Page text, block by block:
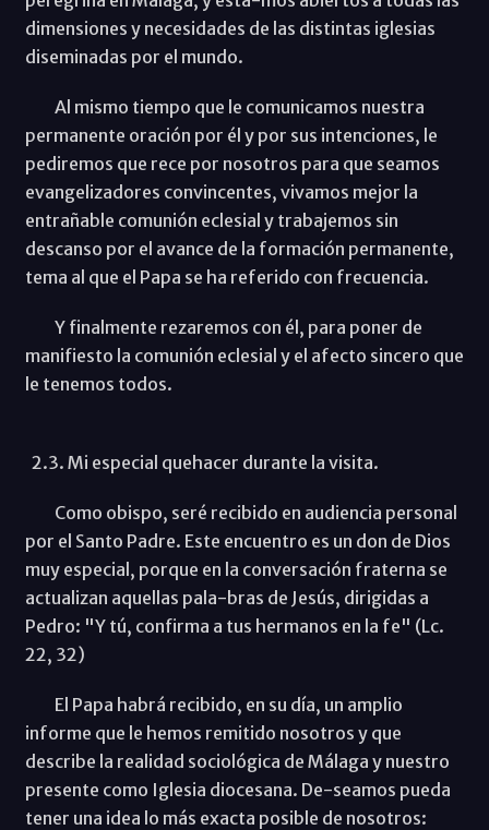
dimensiones y necesidades de las distintas iglesias
diseminadas por el mundo.
Al mismo tiempo que le comunicamos nuestra
permanente oración por él y por sus intenciones, le
pediremos que rece por nosotros para que seamos
evangelizadores convincentes, vivamos mejor la
entrañable comunión eclesial y trabajemos sin
descanso por el avance de la formación permanente,
tema al que el Papa se ha referido con frecuencia.
Y finalmente rezaremos con él, para poner de
manifiesto la comunión eclesial y el afecto sincero que
le tenemos todos.
2.3. Mi especial quehacer durante la visita.
Como obispo, seré recibido en audiencia personal
por el Santo Padre. Este encuentro es un don de Dios
muy especial, porque en la conversación fraterna se
actualizan aquellas pala-bras de Jesús, dirigidas a
Pedro: "Y tú, confirma a tus hermanos en la fe" (Lc.
22, 32)
El Papa habrá recibido, en su día, un amplio
informe que le hemos remitido nosotros y que
describe la realidad sociológica de Málaga y nuestro
presente como Iglesia diocesana. De-seamos pueda
tener una idea lo más exacta posible de nosotros: